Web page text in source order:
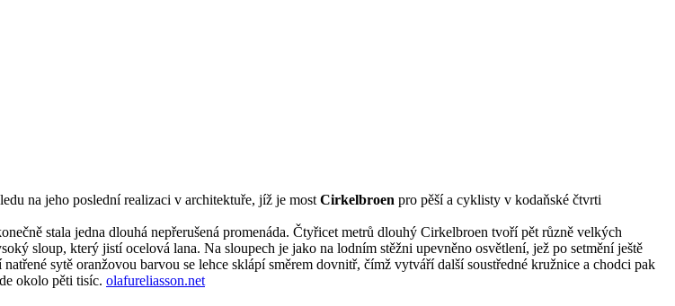
na jeho poslední realizaci v architektuře, jíž je most Cirkelbroen pro pěší a cyklisty v kodaňské čtvrti
stala jedna dlouhá nepřerušená promenáda. Čtyřicet metrů dlouhý Cirkelbroen tvoří pět různě velkých
sloup, který jistí ocelová lana. Na sloupech je jako na lodním stěžni upevněno osvětlení, jež po setmění ještě
sytě oranžovou barvou se lehce sklápí směrem dovnitř, čímž vytváří další soustředné kružnice a chodci pak
okolo pěti tisíc. olafureliasson.net